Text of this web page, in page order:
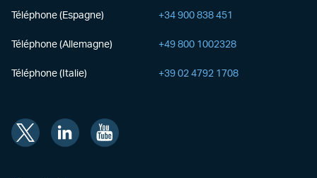
Téléphone (Espagne) +34 900 838 451
Téléphone (Allemagne) +49 800 1002328
Téléphone (Italie) +39 02 4792 1708